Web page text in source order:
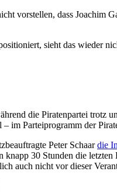
vorstellen, dass Joachim
sieht das wieder
die Piratenpartei trotz
im Parteiprogramm der
Peter Schaardie
30 Stunden die
auch nicht vor dieser